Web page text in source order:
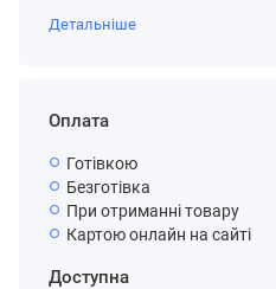
Детальніше
Оплата
Готівкою
Безготівка
При отриманні товару
Картою онлайн на сайті
Доступна